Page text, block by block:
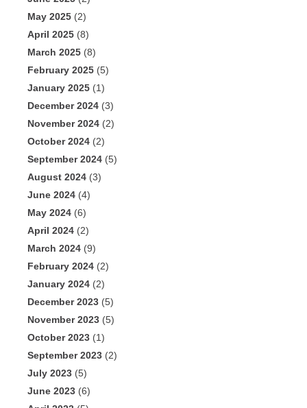
May 2025 (2)
April 2025 (8)
March 2025 (8)
February 2025 (5)
January 2025 (1)
December 2024 (3)
November 2024 (2)
October 2024 (2)
September 2024 (5)
August 2024 (3)
June 2024 (4)
May 2024 (6)
April 2024 (2)
March 2024 (9)
February 2024 (2)
January 2024 (2)
December 2023 (5)
November 2023 (5)
October 2023 (1)
September 2023 (2)
July 2023 (5)
June 2023 (6)